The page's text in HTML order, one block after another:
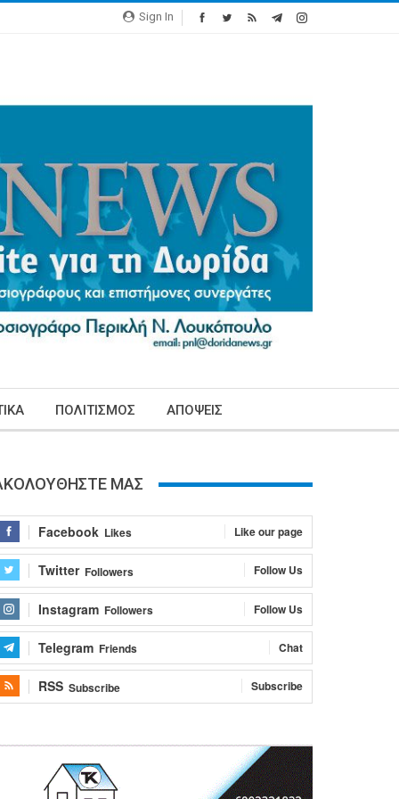
Sign In
ΠΟΛΙΤΙΣΜΟΣ ΑΠΟΨΕΙΣ
ΜΑΣ
Facebook Likes Like our page
Twitter Followers Follow Us
Instagram Followers Follow Us
Telegram Friends Chat
RSS Subscribe Subscribe